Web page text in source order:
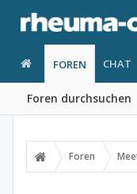
FOREN
Foren durchsuchen
CHAT
Foren